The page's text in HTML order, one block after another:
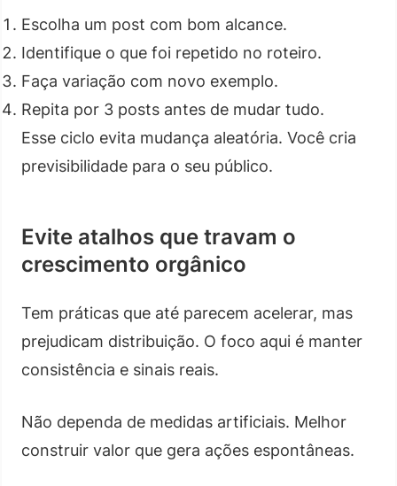
Escolha um post com bom alcance.
Identifique o que foi repetido no roteiro.
Faça variação com novo exemplo.
Repita por 3 posts antes de mudar tudo.
Esse ciclo evita mudança aleatória. Você cria
previsibilidade para o seu público.
Evite atalhos que travam o
crescimento orgânico
Tem práticas que até parecem acelerar, mas
prejudicam distribuição. O foco aqui é manter
consistência e sinais reais.
Não dependa de medidas artificiais. Melhor
construir valor que gera ações espontâneas.